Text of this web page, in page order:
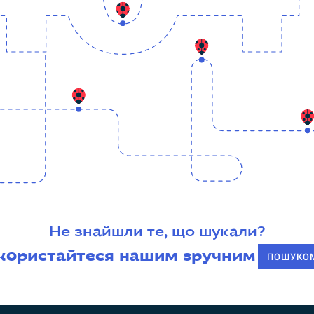
Не знайшли те, що шукали?
нашим зручним